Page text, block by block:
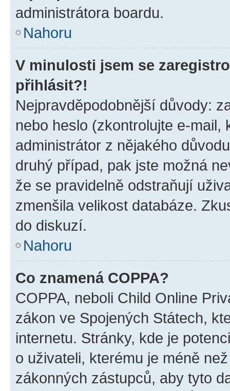
administrátora boardu.
Nahoru
V minulosti jsem se
přihlásit?!
Nejpravděpodobnější důvody:
nebo heslo (zkontrolujte e-
administrátor z nějakého
druhý případ, pak jste možná
že se pravidelně odstraňují
zmenšila velikost databáze.
do diskuzí.
Nahoru
Co znamená COPPA?
COPPA, neboli Child Online
zákon ve Spojených Státech,
internetu. Stránky, kde je
o uživateli, kterému je méně
zákonných zástupců, aby tyto